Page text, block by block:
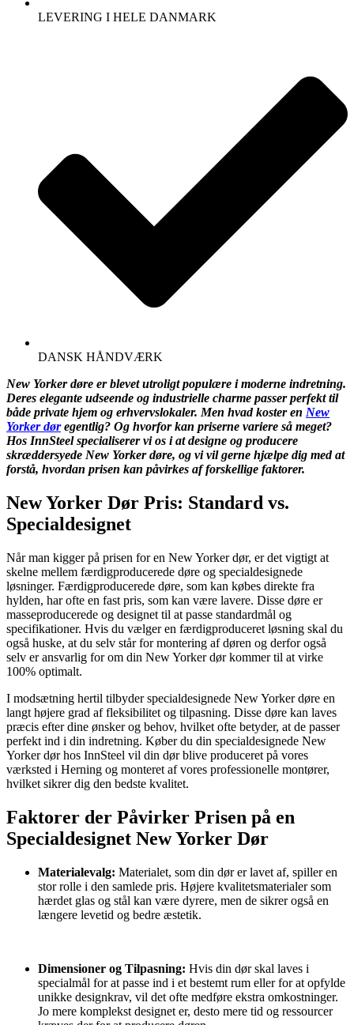
LEVERING I HELE DANMARK
DANSK HÅNDVÆRK
New Yorker døre er blevet utroligt populære i moderne indretning.
Deres elegante udseende og industrielle charme passer perfekt til
både private hjem og erhvervslokaler. Men hvad koster en New
Yorker døregentlig? Og hvorfor kan priserne variere så meget?
Hos InnSteel specialiserer vi os i at designe og producere
skræddersyede New Yorker døre, og vi vil gerne hjælpe dig med at
forstå, hvordan prisen kan påvirkes af forskellige faktorer.
New Yorker Dør Pris: Standard vs.
Specialdesignet
Når man kigger på prisen for en New Yorker dør, er det vigtigt at
skelne mellem færdigproducerede døre og specialdesignede
løsninger. Færdigproducerede døre, som kan købes direkte fra
hylden, har ofte en fast pris, som kan være lavere. Disse døre er
masseproducerede og designet til at passe standardmål og
specifikationer. Hvis du vælger en færdigproduceret løsning skal du
også huske, at du selv står for montering af døren og derfor også
selv er ansvarlig for om din New Yorker dør kommer til at virke
100% optimalt.
I modsætning hertil tilbyder specialdesignede New Yorker døre en
langt højere grad af fleksibilitet og tilpasning. Disse døre kan laves
præcis efter dine ønsker og behov, hvilket ofte betyder, at de passer
perfekt ind i din indretning. Køber du din specialdesignede New
Yorker dør hos InnSteel vil din dør blive produceret på vores
værksted i Herning og monteret af vores professionelle montører,
hvilket sikrer dig den bedste kvalitet.
Faktorer der Påvirker Prisen på en
Specialdesignet New Yorker Dør
Materialevalg: Materialet, som din dør er lavet af, spiller en
stor rolle i den samlede pris. Højere kvalitetsmaterialer som
hærdet glas og stål kan være dyrere, men de sikrer også en
længere levetid og bedre æstetik.
Dimensioner og Tilpasning: Hvis din dør skal laves i
specialmål for at passe ind i et bestemt rum eller for at opfylde
unikke designkrav, vil det ofte medføre ekstra omkostninger.
Jo mere komplekst designet er, desto mere tid og ressourcer